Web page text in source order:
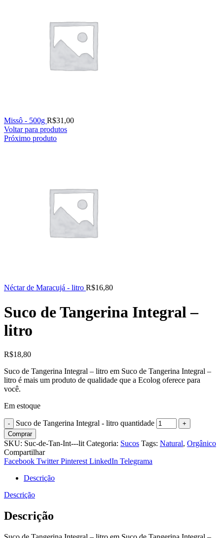
Missô - 500g R$31,00
Voltar para produtos
Próximo produto
Néctar de Maracujá - litro R$16,80
Suco de Tangerina Integral –
litro
R$18,80
Suco de Tangerina Integral – litro em Suco de Tangerina Integral –
litro é mais um produto de qualidade que a Ecolog oferece para
você.
Em estoque
Suco de Tangerina Integral - litro quantidade
Comprar
SKU: Suc-de-Tan-Int---lit Categoria: Sucos Tags: Natural, Orgânico
Compartilhar
Facebook Twitter Pinterest LinkedIn Telegrama
Descrição
Descrição
Descrição